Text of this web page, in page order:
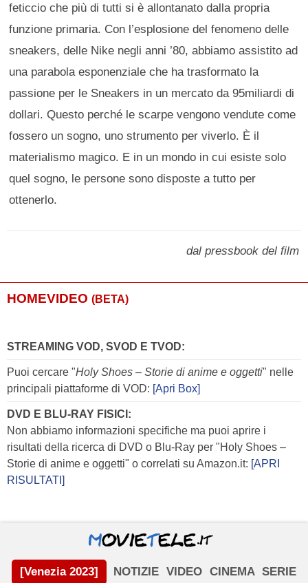
feticcio che più di tutti si è allontanato dalla propria
funzione primaria. Con l’esplosione del fenomeno delle
sneakers, delle Nike negli anni ’80, abbiamo assistito ad
una parabola esponenziale che ha trasformato la
passione per le Sneakers in un mercato da 95miliardi di
dollari. Questo perché le scarpe vengono vendute come
fossero un sogno, uno strumento per viverlo. È il
materialismo magico. E in un mondo in cui esiste solo
quel sogno, le persone sono disposte a tutto per
ottenerlo.
dal pressbook del film
HOMEVIDEO (BETA)
STREAMING VOD, SVOD E TVOD:
Puoi cercare "Holy Shoes – Storie di anime e oggetti" nelle
principali piattaforme di VOD: [Apri Box]
DVD E BLU-RAY FISICI:
Non abbiamo informazioni specifiche ma puoi aprire i
risultati della ricerca di DVD o Blu-Ray per "Holy Shoes –
Storie di anime e oggetti" o correlati su Amazon.it: [APRI
RISULTATI]
[Venezia 2023] NOTIZIE VIDEO CINEMA SERIE